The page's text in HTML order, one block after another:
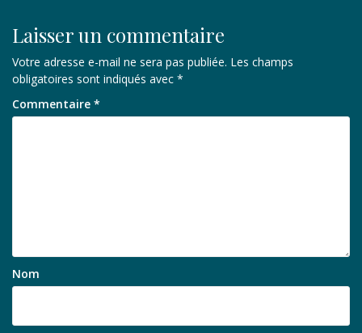
Laisser un commentaire
Votre adresse e-mail ne sera pas publiée. Les champs
obligatoires sont indiqués avec *
Commentaire *
Nom